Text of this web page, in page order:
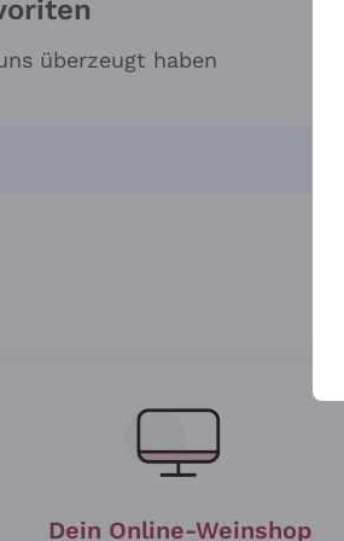
überzeugt haben
Dein Online-Weinshop